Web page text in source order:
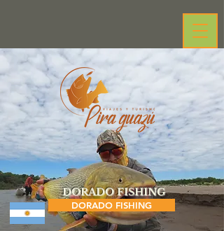
DORADO FISHING
DORADO FISHING